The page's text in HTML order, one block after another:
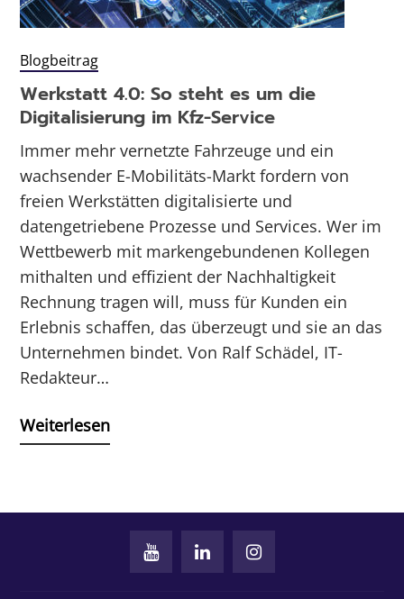
Blogbeitrag
Werkstatt 4.0: So steht es um die
Digitalisierung im Kfz-Service
Immer mehr vernetzte Fahrzeuge und ein
wachsender E-Mobilitäts-Markt fordern von
freien Werkstätten digitalisierte und
datengetriebene Prozesse und Services. Wer im
Wettbewerb mit markengebundenen Kollegen
mithalten und effizient der Nachhaltigkeit
Rechnung tragen will, muss für Kunden ein
Erlebnis schaffen, das überzeugt und sie an das
Unternehmen bindet. Von Ralf Schädel, IT-
Redakteur…
Weiterlesen